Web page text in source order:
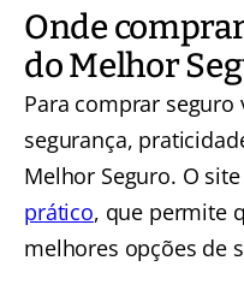
Onde
do Melhor
Para comprar
segurança,
Melhor Seguro. O
prático, que permite
melhores opções de